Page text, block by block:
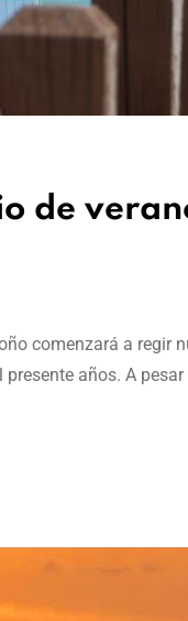
de
comenzará a regir
años. A